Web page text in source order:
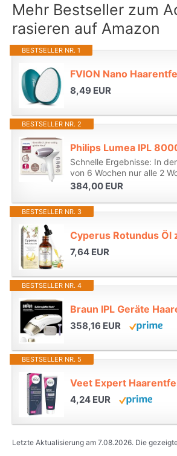
Mehr Bestseller zum
rasieren auf Amazon
BESTSELLER NR. 1
8,49 EUR
BESTSELLER NR. 2
Schnelle Ergebnisse: In
von 6 Wochen nur alle 2
384,00 EUR
BESTSELLER NR. 3
7,64 EUR
BESTSELLER NR. 4
358,16 EUR
BESTSELLER NR. 5
4,24 EUR
Letzte Aktualisierung am 7.08.2026. Die